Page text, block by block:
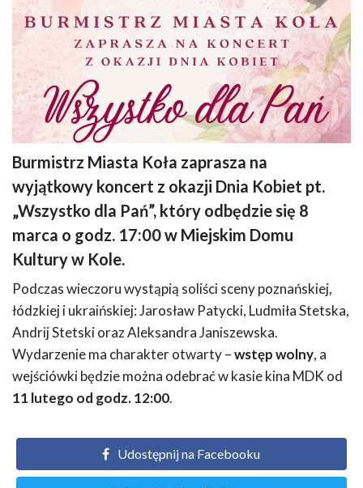
Grafika utrzymana jest w delikatnej, pastelowej kolorystyce z motywem
kwiatów, podkreślającym kobiecy i elegancki charakter wydarzenia.
Poniżej umieszczono portrety artystów w subtelnych, kwiatowych ramkach.
Burmistrz Miasta Koła zaprasza na
wyjątkowy koncert z okazji Dnia Kobiet pt.
„Wszystko dla Pań”, który odbędzie się 8
marca o godz. 17:00 w Miejskim Domu
Kultury w Kole.
Podczas wieczoru wystąpią soliści sceny poznańskiej,
łódzkiej i ukraińskiej: Jarosław Patycki, Ludmiła Stetska,
Andrij Stetski oraz Aleksandra Janiszewska.
Wydarzenie ma charakter otwarty –wstęp wolny, a
wejściówki będzie można odebrać w kasie kina MDK od
11 lutego od godz. 12:00.
Udostępnij na Facebooku